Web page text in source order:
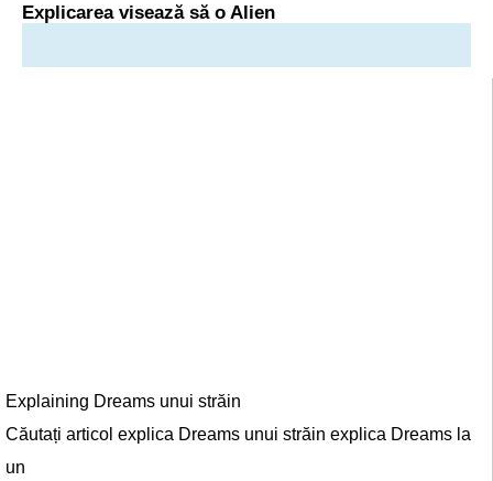
Explicarea visează să o Alien
Explaining Dreams unui străin
Căutați articol explica Dreams unui străin explica Dreams la
un